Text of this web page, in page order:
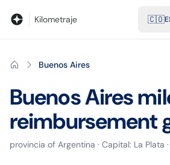
Kilometraje 🇨🇴
Buenos Aires
Buenos Aires
reimbursement
provincia of Argentina · Capital: La Plata